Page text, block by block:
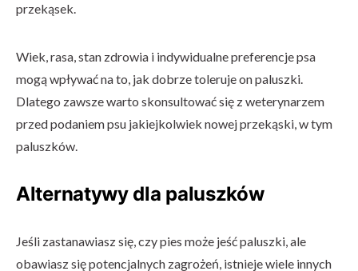
przekąsek.
Wiek, rasa, stan zdrowia i indywidualne preferencje psa
mogą wpływać na to, jak dobrze toleruje on paluszki.
Dlatego zawsze warto skonsultować się z weterynarzem
przed podaniem psu jakiejkolwiek nowej przekąski, w tym
paluszków.
Alternatywy dla paluszków
Jeśli zastanawiasz się, czy pies może jeść paluszki, ale
obawiasz się potencjalnych zagrożeń, istnieje wiele innych